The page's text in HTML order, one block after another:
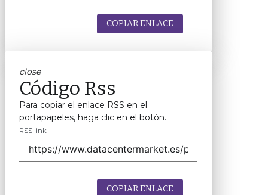
COPIAR ENLACE
close
Código Rss
Para copiar el enlace RSS en el
portapapeles, haga clic en el botón.
RSS link
COPIAR ENLACE